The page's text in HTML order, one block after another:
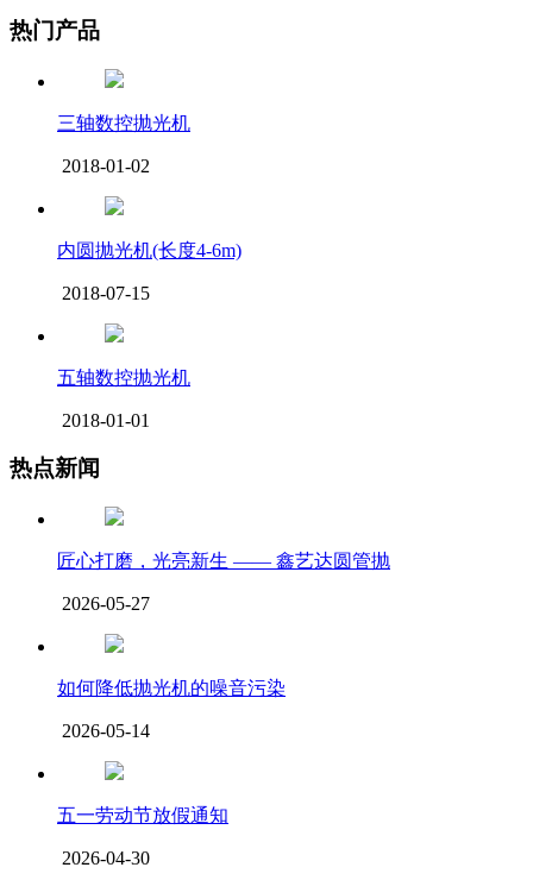
热门产品
三轴数控抛光机
2018-01-02
内圆抛光机(长度4-6m)
2018-07-15
五轴数控抛光机
2018-01-01
热点新闻
匠心打磨，光亮新生 —— 鑫艺达圆管抛
2026-05-27
如何降低抛光机的噪音污染
2026-05-14
五一劳动节放假通知
2026-04-30